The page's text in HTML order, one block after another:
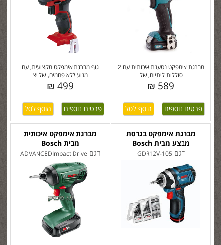
גוף מברגת אימפקט מקצועית, עם
מנוע ללא פחמים, של יצ
499 ₪
פרטים נוספים
מברגת אימפקט נטענת איכותית עם 2
סוללות ליתיום, של
589 ₪
פרטים נוספים
מברגת אימפקט איכותית
מבית Bosch
דגם ADVANCEDImpact Drive
18V
מברגת אימפקט בגרסת
מבצע מבית Bosch
דגם GDR12V-105